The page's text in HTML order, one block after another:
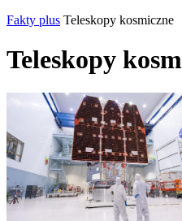
Fakty plus Teleskopy kosmiczne
Teleskopy